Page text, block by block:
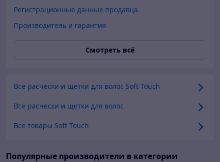
Регистрационные данные продавца
Производитель и гарантия
Смотреть всё
Все расчески и щетки для волос Soft Touch
Все расчески и щетки для волос
Все товары Soft Touch
Популярные производители в категории